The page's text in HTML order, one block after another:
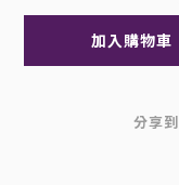
加入購物車
分享到